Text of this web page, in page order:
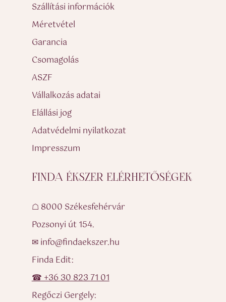
Szállítási információk
Méretvétel
Garancia
Csomagolás
ASZF
Vállalkozás adatai
Elállási jog
Adatvédelmi nyilatkozat
Impresszum
FINDA ÉKSZER ELÉRHETŐSÉGEK
☖ 8000 Székesfehérvár
Pozsonyi út 154.
✉ info@findaekszer.hu
Finda Edit:
☎ +36 30 823 71 01
Regőczi Gergely: